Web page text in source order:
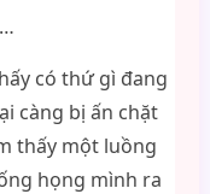
có thứ gì đang
càng bị ấn chặt
thấy một luồng
họng mình ra